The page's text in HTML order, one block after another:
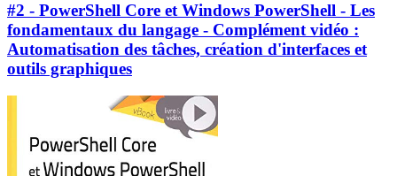
#2 - PowerShell Core et Windows PowerShell - Les
fondamentaux du langage - Complément vidéo :
Automatisation des tâches, création d'interfaces et
outils graphiques